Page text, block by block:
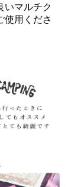
いマルチク
使用くださ